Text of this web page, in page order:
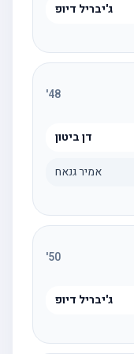
ג'יבריל דיופ
48
'
דן ביטון
אמיר גנאח
50
'
ג'יבריל דיופ